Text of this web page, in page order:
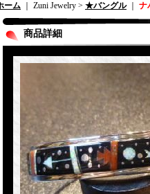
ーム ｜ Zuni Jewelry > ★バングル｜ ナ
商品詳細